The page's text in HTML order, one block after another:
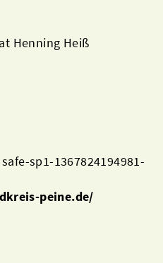
Henning Heiß
sp1-1367824194981-
peine.de/